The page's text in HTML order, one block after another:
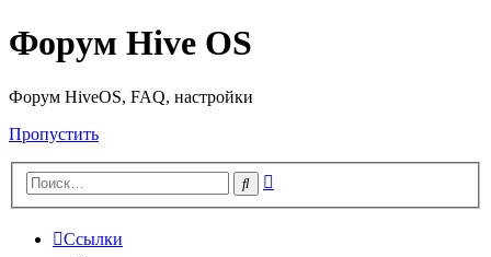
Форум Hive OS
Форум HiveOS, FAQ, настройки
Пропустить
Поиск
Ссылки